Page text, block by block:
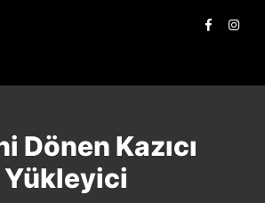
Dönen Kazıcı
Yükleyici